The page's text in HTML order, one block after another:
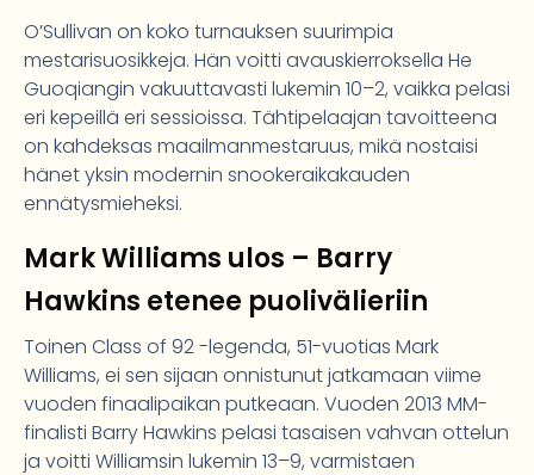
O’Sullivan on koko turnauksen suurimpia
mestarisuosikkeja. Hän voitti avauskierroksella He
Guoqiangin vakuuttavasti lukemin 10–2, vaikka pelasi
eri kepeillä eri sessioissa. Tähtipelaajan tavoitteena
on kahdeksas maailmanmestaruus, mikä nostaisi
hänet yksin modernin snookeraikakauden
ennätysmieheksi.
Mark Williams ulos – Barry
Hawkins etenee puolivälieriin
Toinen Class of 92 -legenda, 51-vuotias Mark
Williams, ei sen sijaan onnistunut jatkamaan viime
vuoden finaalipaikan putkeaan. Vuoden 2013 MM-
finalisti Barry Hawkins pelasi tasaisen vahvan ottelun
ja voitti Williamsin lukemin 13–9, varmistaen